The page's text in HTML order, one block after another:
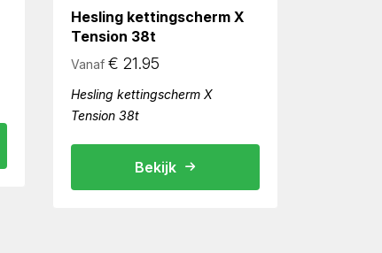
Hesling kettingscherm X
Tension 38t
Vanaf € 21.95
Hesling kettingscherm X
Tension 38t
Bekijk